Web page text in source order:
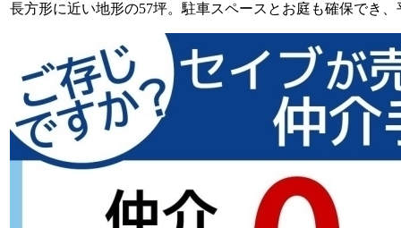
長方形に近い地形の57坪。駐車スペースとお庭も確保でき